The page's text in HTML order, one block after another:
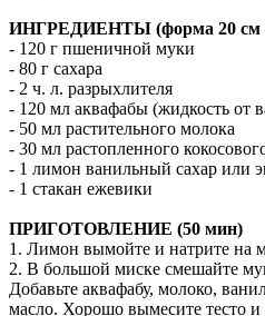
ИНГРЕДИЕНТЫ (форма 20 см
- 120 г пшеничной муки
- 80 г сахара
- 2 ч. л. разрыхлителя
- 120 мл аквафабы (жидкость от
- 50 мл растительного молока
- 30 мл растопленного
- 1 лимон ванильный сахар или
- 1 стакан ежевики
ПРИГОТОВЛЕНИЕ (50 мин)
1. Лимон вымойте и натрите на
2. В большой миске смешайте
Добавьте аквафабу, молоко,
масло. Хорошо вымесите тесто и